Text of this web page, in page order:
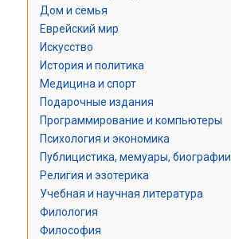
Дом и семья
Еврейский мир
Искусство
История и политика
Медицина и спорт
Подарочные издания
Программирование и компьютеры
Психология и экономика
Публицистика, мемуары, биографии
Религия и эзотерика
Учебная и научная литература
Филология
Философия